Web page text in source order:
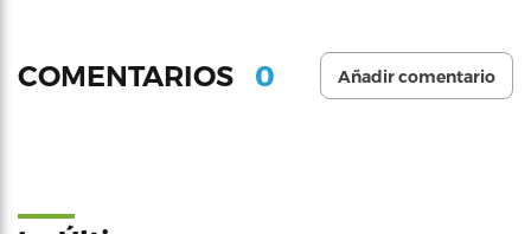
COMENTARIOS 0 Añadir comentario